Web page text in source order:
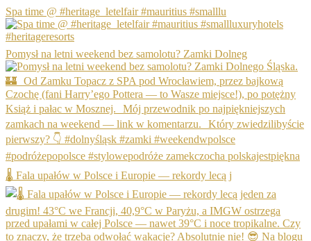
Spa time @ #heritage_letelfair #mauritius #smalllu
Pomysł na letni weekend bez samolotu? Zamki Dolneg
🌡️ Fala upałów w Polsce i Europie — rekordy lecą j